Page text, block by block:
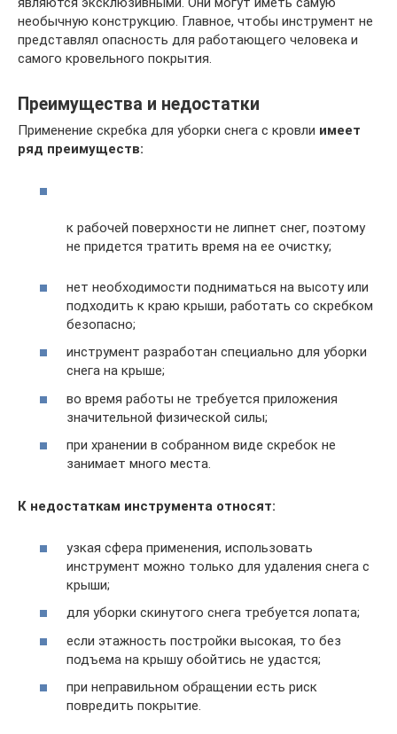
необычную конструкцию. Главное, чтобы инструмент не
представлял опасность для работающего человека и
самого кровельного покрытия.
Преимущества и недостатки
Применение скребка для уборки снега с кровли имеет
ряд преимуществ:
к рабочей поверхности не липнет снег, поэтому
не придется тратить время на ее очистку;
нет необходимости подниматься на высоту или
подходить к краю крыши, работать со скребком
безопасно;
инструмент разработан специально для уборки
снега на крыше;
во время работы не требуется приложения
значительной физической силы;
при хранении в собранном виде скребок не
занимает много места.
К недостаткам инструмента относят:
узкая сфера применения, использовать
инструмент можно только для удаления снега с
крыши;
для уборки скинутого снега требуется лопата;
если этажность постройки высокая, то без
подъема на крышу обойтись не удастся;
при неправильном обращении есть риск
повредить покрытие.